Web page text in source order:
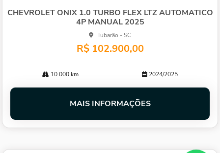
CHEVROLET ONIX 1.0 TURBO FLEX LTZ AUTOMATICO
4P MANUAL 2025
Tubarão - SC
R$ 102.900,00
10.000 km 2024/2025
MAIS INFORMAÇÕES